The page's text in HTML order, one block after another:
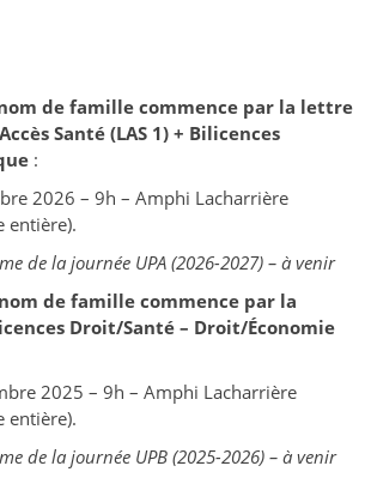
de famille commence par la lettre
Santé (LAS 1) + Bilicences
:
2026 – 9h – Amphi Lacharrière
entière).
de la journée UPA (2026-2027) – à venir
de famille commence par la
Droit/Santé – Droit/Économie
2025 – 9h – Amphi Lacharrière
entière).
de la journée UPB (2025-2026) – à venir